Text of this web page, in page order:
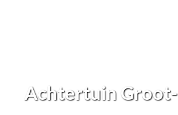
Achtertuin Groot-